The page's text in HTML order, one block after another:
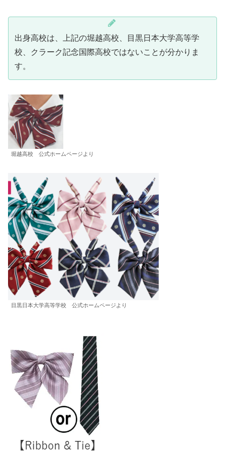
出身高校は、上記の堀越高校、目黒日本大学高等学
校、クラーク記念国際高校ではないことが分かりま
す。
堀越高校 公式ホームページより
目黒日本大学高等学校 公式ホームページより